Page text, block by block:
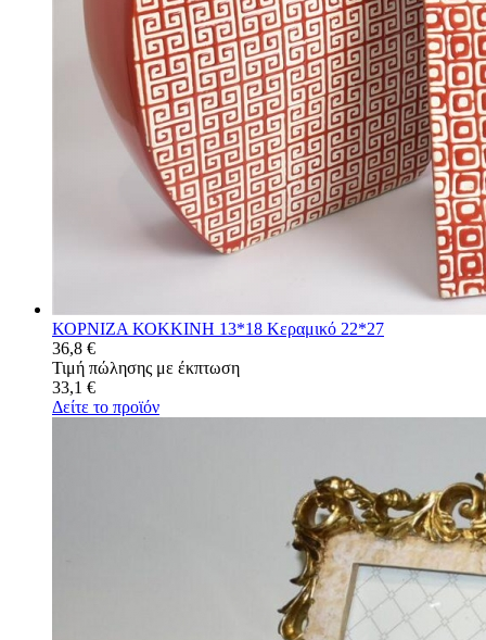
ΚΟΡΝΙΖΑ ΚΟΚΚΙΝΗ 13*18 Κεραμικό 22*27
36,8 €
Τιμή πώλησης με έκπτωση
33,1 €
Δείτε το προϊόν